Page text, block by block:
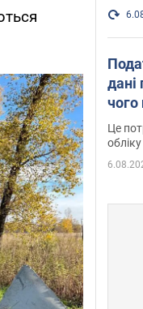
дані
чого
Це
обліку